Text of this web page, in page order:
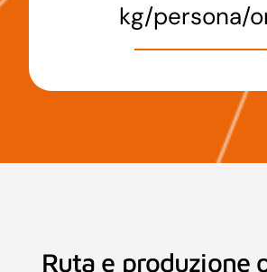
kg/persona/
Ruta e produzione